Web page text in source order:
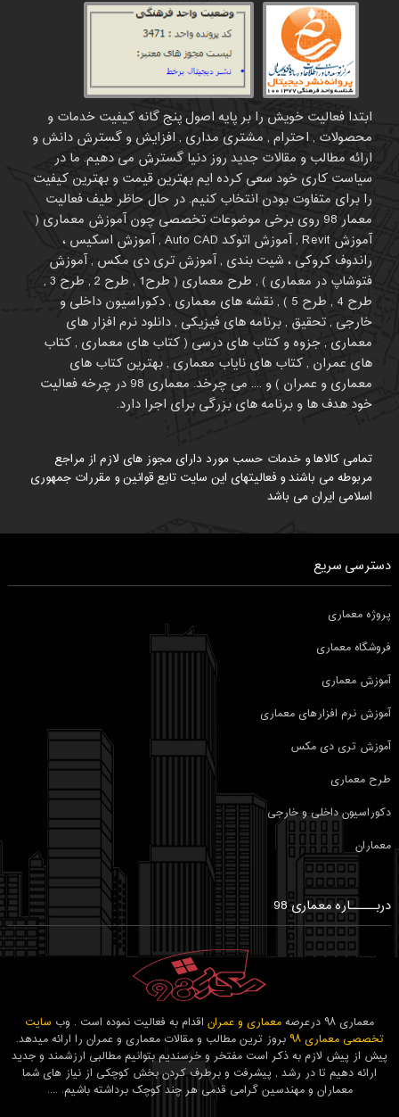
ابتدا فعالیت خویش را بر پایه اصول پنج گانه کیفیت خدمات و
محصولات , احترام , مشتری مداری , افزایش و گسترش دانش و
ارائه مطالب و مقالات جدید روز دنیا گسترش می دهیم. ما در
سیاست کاری خود سعی کرده ایم بهترین قیمت و بهترین کیفیت
را برای متفاوت بودن انتخاب کنیم. در حال حاظر طیف فعالیت
معمار 98 روی برخی موضوعات تخصصی چون آموزش معماری (
آموزش Revit , آموزش اتوکد Auto CAD , آموزش اسکیس ،
راندوف کروکی ، شیت بندی , آموزش تری دی مکس , آموزش
فتوشاپ در معماری ) , طرح معماری ( طرح1 , طرح 2 , طرح 3 ,
طرح 4 , طرح 5 ) , نقشه های معماری , دکوراسیون داخلی و
خارجی , تحقیق , برنامه های فیزیکی , دانلود نرم افزار های
معماری , جزوه و کتاب های درسی ( کتاب های معماری , کتاب
های عمران , کتاب های نایاب معماری , بهترین کتاب های
معماری و عمران ) و .... می چرخد. معماری 98 در چرخه فعالیت
خود هدف ها و برنامه های بزرگی برای اجرا دارد.
تمامی کالاها و خدمات حسب مورد دارای مجوز های لازم از مراجع
مربوطه می باشند و فعالیتهای این سایت تابع قوانین و مقررات جمهوری
اسلامی ایران می باشد
دسترسی سریع
پروژه معماری
فروشگاه معماری
آموزش معماری
آموزش نرم افزارهای معماری
آموزش تری دی مکس
طرح معماری
دکوراسیون داخلی و خارجی
معماران
دربـــــاره معماری 98
معماری ۹۸ درعرصه معماری و عمران اقدام به فعالیت نموده است . وب سایت
تخصصی معماری ۹۸
بروز ترین مطالب و مقالات معماری و عمران را ارائه میدهد.
پیش از پیش لازم به ذکر است مفتخر و خرسندیم بتوانیم مطالبی ارزشمند و جدید
ارائه دهیم تا در رشد , پیشرفت و برطرف کردن بخش کوچکی از نیاز های شما
معماران و مهندسین گرامی قدمی هر چند کوچک برداشته باشیم. ....